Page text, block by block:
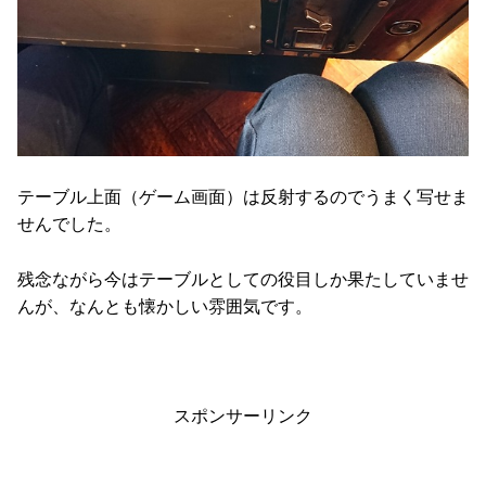
テーブル上面（ゲーム画面）は反射するのでうまく写せま
せんでした。
残念ながら今はテーブルとしての役目しか果たしていませ
んが、なんとも懐かしい雰囲気です。
スポンサーリンク